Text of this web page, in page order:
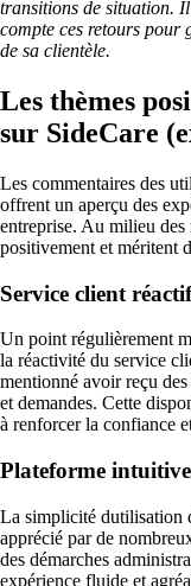
transitions de situation.
compte ces retours pour
de sa clientèle.
Les thèmes
sur SideCare
Les commentaires des
offrent un aperçu des
entreprise. Au milieu des
positivement et méritent
Service client
Un point régulièrement
la réactivité du service
mentionné avoir reçu
et demandes. Cette
à renforcer la confiance
Plateforme
La simplicité dutilisation
apprécié par de
des démarches
expérience fluide et